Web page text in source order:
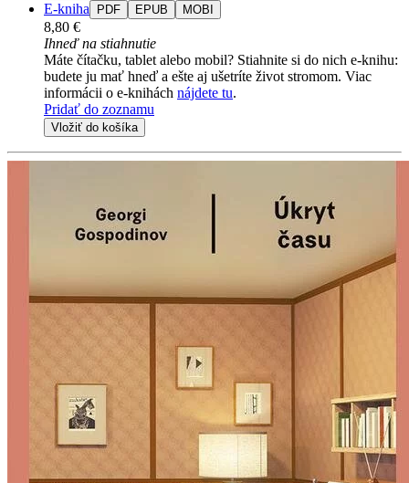
E-kniha PDF EPUB MOBI
8,80 €
Ihneď na stiahnutie
Máte čítačku, tablet alebo mobil? Stiahnite si do nich e-knihu:
budete ju mať hneď a ešte aj ušetríte život stromom. Viac
informácii o e-knihách nájdete tu.
Pridať do zoznamu
Vložiť do košíka